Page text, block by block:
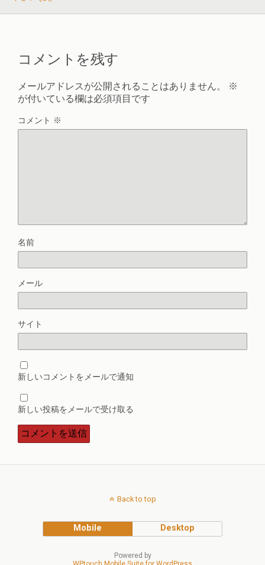
コメントを残す
メールアドレスが公開されることはありません。
※
が付いている欄は必須項目です
コメント ※
名前
メール
サイト
新しいコメントをメールで通知
新しい投稿をメールで受け取る
Back to top
Mobile Desktop
Powered by